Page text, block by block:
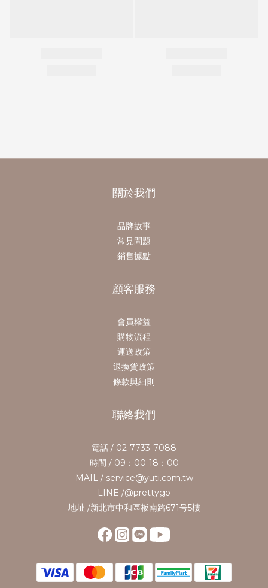
關於我們
品牌故事
常見問題
銷售據點
顧客服務
會員權益
購物流程
運送政策
退換貨政策
條款與細則
聯絡我們
電話 / 02-7733-7088
時間 / 09：00-18：00
MAIL / service@yuti.com.tw
LINE /@prettygo
地址 /新北市中和區板南路671号5樓